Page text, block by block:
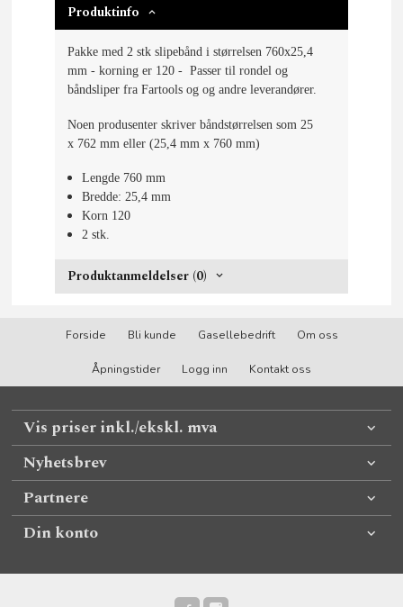
Produktinfo
Pakke med 2 stk slipebånd i størrelsen 760x25,4
mm - korning er 120 - Passer til rondel og
båndsliper fra Fartools og og andre leverandører.
Noen produsenter skriver båndstørrelsen som 25
x 762 mm eller (25,4 mm x 760 mm)
Lengde 760 mm
Bredde: 25,4 mm
Korn 120
2 stk.
Produktanmeldelser (0)
Forside Bli kunde Gasellebedrift Om oss
Åpningstider Logg inn Kontakt oss
Vis priser inkl./ekskl. mva
Nyhetsbrev
Partnere
Din konto